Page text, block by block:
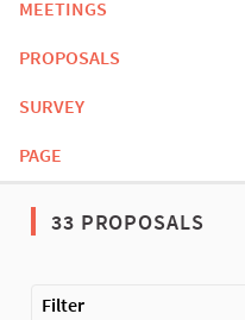
MEETINGS
PROPOSALS
SURVEY
PAGE
33 PROPOSALS
Filter